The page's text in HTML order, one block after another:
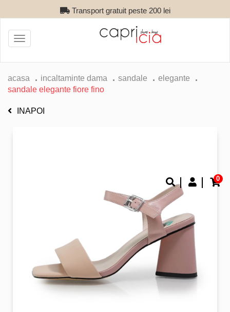
Transport gratuit peste 200 lei
0
Toggle
navigation
acasa incaltaminte dama sandale
elegante
sandale elegante fiore fino
INAPOI